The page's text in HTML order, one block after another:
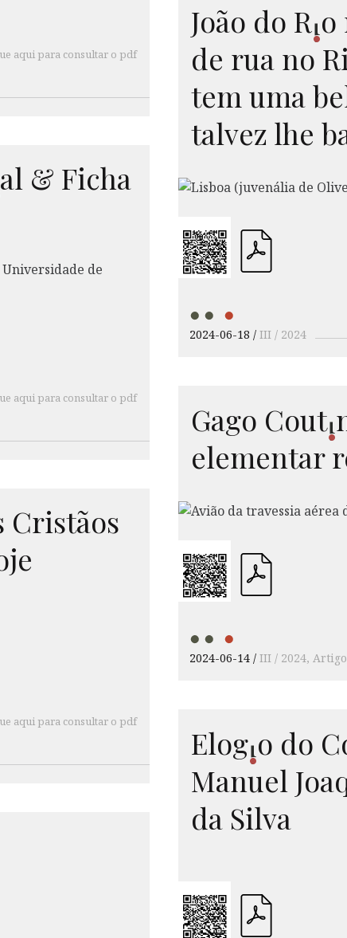
aqui para consultar o pdf
João do Rio
de rua no
tem uma
talvez lhe
2024-06-18 III / 2024
al & Ficha
aqui para consultar o pdf
Gago Couti
elementar
2024-06-14 III / 2024
Cristãos
aqui para consultar o pdf
Elogio do
Manuel
da Silva